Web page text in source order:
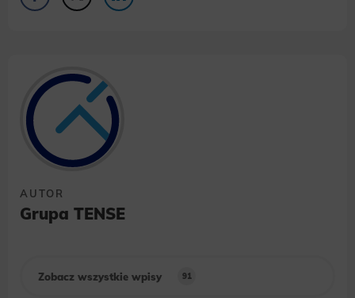
AUTOR
Grupa TENSE
Zobacz wszystkie wpisy 91